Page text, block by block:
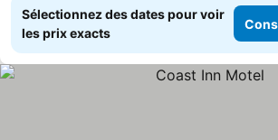
Sélectionnez des dates pour voir
les prix exacts